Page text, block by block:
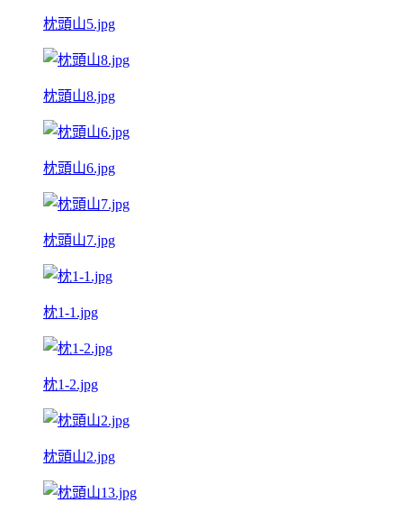
枕頭山5.jpg
枕頭山8.jpg
枕頭山6.jpg
枕頭山7.jpg
枕1-1.jpg
枕1-2.jpg
枕頭山2.jpg